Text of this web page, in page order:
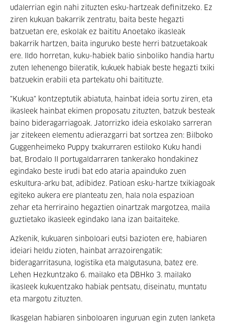
udalerrian egin nahi zituzten esku-hartzeak definitzeko. Ez
ziren kukuan bakarrik zentratu, baita beste hegazti
batzuetan ere, eskolak ez baititu Anoetako ikasleak
bakarrik hartzen, baita inguruko beste herri batzuetakoak
ere. Ildo horretan, kuku-habiek balio sinboliko handia hartu
zuten lehenengo bileratik, kukuek habiak beste hegazti txiki
batzuekin erabili eta partekatu ohi baitituzte.
"Kukua" kontzeptutik abiatuta, hainbat ideia sortu ziren, eta
ikasleek hainbat ekimen proposatu zituzten, batzuk besteak
baino bideragarriagoak. Jatorrizko ideia eskolako sarreran
jar zitekeen elementu adierazgarri bat sortzea zen: Bilboko
Guggenheimeko Puppy txakurraren estiloko Kuku handi
bat, Brodalo II portugaldarraren tankerako hondakinez
egindako beste irudi bat edo ataria apainduko zuen
eskultura-arku bat, adibidez. Patioan esku-hartze txikiagoak
egiteko aukera ere planteatu zen, hala nola espazioan
zehar eta herriraino hegaztien oinartzak margotzea, maila
guztietako ikasleek egindako lana izan baitaiteke.
Azkenik, kukuaren sinboloari eutsi bazioten ere, habiaren
ideiari heldu zioten, hainbat arrazoirengatik:
bideragarritasuna, logistika eta malgutasuna, batez ere.
Lehen Hezkuntzako 6. mailako eta DBHko 3. mailako
ikasleek kukuentzako habiak pentsatu, diseinatu, muntatu
eta margotu zituzten.
Ikasgelan habiaren sinboloaren inguruan egin zuten lanketa